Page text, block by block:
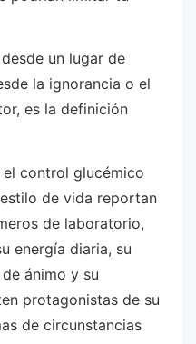
un lugar de
la ignorancia o el
es la definición
control glucémico
de vida reportan
de laboratorio,
energía diaria, su
ánimo y su
protagonistas de su
de circunstancias